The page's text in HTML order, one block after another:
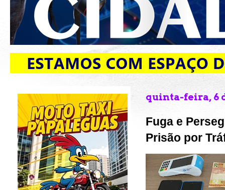
quinta-feira, 6
Fuga e
Prisão por